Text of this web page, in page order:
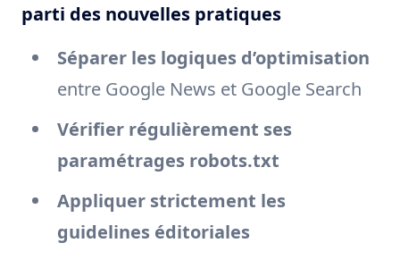
parti des nouvelles pratiques
Séparer les logiques d’optimisation
entre Google News et Google Search
Vérifier régulièrement ses
paramétrages robots.txt
Appliquer strictement les
guidelines éditoriales